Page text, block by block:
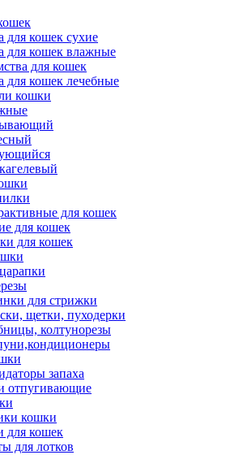
для кошек сухие
для кошек влажные
для кошек
для кошек лечебные
кошки
для кошек
для кошек
для кошек
для стрижки
щетки, пуходерки
колтунорезы
запаха
отпугивающие
кошки
для кошек
для лотков